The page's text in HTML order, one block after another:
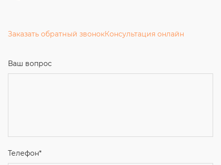
Заказать обратный звонокКонсультация онлайн
Ваш вопрос